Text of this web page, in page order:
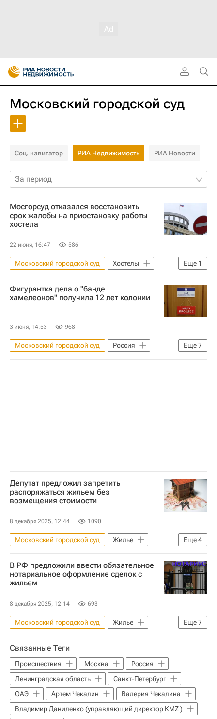
Московский городской суд
Соц. навигатор РИА Недвижимость РИА Новости
За период
Мосгорсуд отказался восстановить
срок жалобы на приостановку работы
хостела
22 июня, 16:47 586
Еще 1
Московский городской суд
Хостелы
Коммерческая недвижимость
Фигурантка дела о "банде
хамелеонов" получила 12 лет колонии
3 июня, 14:53 968
Еще7
Московский городской суд
Россия
Москва
Италия
Депутат предложил запретить
распоряжаться жильем без
возмещения стоимости
8 декабря 2025, 12:44 1090
Еще4
Московский городской суд
Жилье
Москва
Лариса Долина
Павел Крашенинников
Госдума РФ
В РФ предложили ввести обязательное
нотариальное оформление сделок с
жильем
8 декабря 2025, 12:14 693
Еще7
Московский городской суд
Жилье
Москва
Лариса Долина
Павел Крашенинников
Сделки
Нотариусы Россия
Связанные Теги
Происшествия Москва
Россия
Ленинградская область
Санкт-Петербург
ОАЭ
Артем Чекалин
Валерия Чекалина
Владимир Даниленко (управляющий директор KMZ )